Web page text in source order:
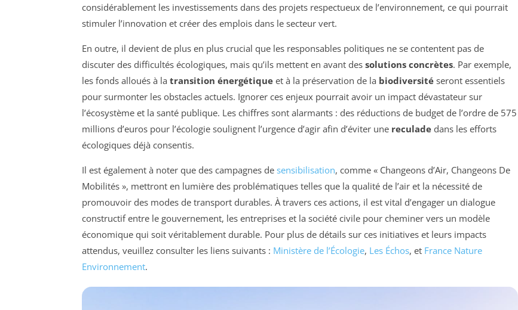
considérablement les investissements dans des projets respectueux de l’environnement, ce qui pourrait
stimuler l’innovation et créer des emplois dans le secteur vert.
En outre, il devient de plus en plus crucial que les responsables politiques ne se contentent pas de
discuter des difficultés écologiques, mais qu’ils mettent en avant des solutions concrètes. Par exemple,
les fonds alloués à la transition énergétique et à la préservation de la biodiversité seront essentiels
pour surmonter les obstacles actuels. Ignorer ces enjeux pourrait avoir un impact dévastateur sur
l’écosystème et la santé publique. Les chiffres sont alarmants : des réductions de budget de l’ordre de 575
millions d’euros pour l’écologie soulignent l’urgence d’agir afin d’éviter une reculade dans les efforts
écologiques déjà consentis.
Il est également à noter que des campagnes de sensibilisation, comme « Changeons d’Air, Changeons De
Mobilités », mettront en lumière des problématiques telles que la qualité de l’air et la nécessité de
promouvoir des modes de transport durables. À travers ces actions, il est vital d’engager un dialogue
constructif entre le gouvernement, les entreprises et la société civile pour cheminer vers un modèle
économique qui soit véritablement durable. Pour plus de détails sur ces initiatives et leurs impacts
attendus, veuillez consulter les liens suivants : Ministère de l’Écologie, Les Échos, et France Nature
Environnement.